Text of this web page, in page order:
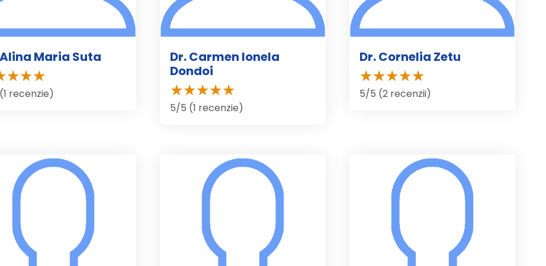
Maria Suta
recenzie)
Dr. Carmen Ionela
Dondoi
5/5 (1 recenzie)
Dr. Cornelia Zetu
5/5 (2 recenzii)